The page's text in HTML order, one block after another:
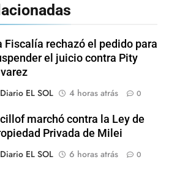
Fiscalía rechazó el pedido para
el juicio contra Pity
Diario EL SOL
4 horas atrás 0
marchó contra la Ley de
Privada de Milei
Diario EL SOL
6 horas atrás 0